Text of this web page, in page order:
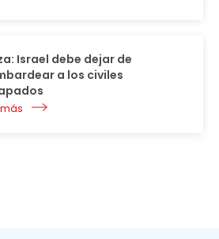
Israel debe dejar de
a los civiles
más